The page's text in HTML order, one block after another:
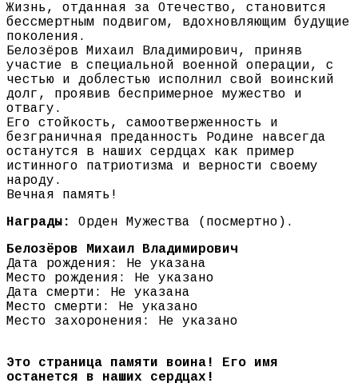
Жизнь, отданная за Отечество, становится
бессмертным подвигом, вдохновляющим будущие
поколения.
Белозёров Михаил Владимирович, приняв
участие в специальной военной операции, с
честью и доблестью исполнил свой воинский
долг, проявив беспримерное мужество и
отвагу.
Его стойкость, самоотверженность и
безграничная преданность Родине навсегда
останутся в наших сердцах как пример
истинного патриотизма и верности своему
народу.
Вечная память!
Награды:
Орден Мужества (посмертно).
Белозёров Михаил Владимирович
Дата рождения: Не указана
Место рождения: Не указано
Дата смерти: Не указана
Место смерти: Не указано
Место захоронения: Не указано
Это страница памяти воина! Его имя
останется в наших сердцах!